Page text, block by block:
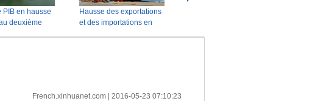
French.xinhuanet.com| 2016-05-23 07:10:23